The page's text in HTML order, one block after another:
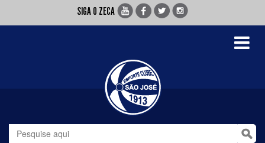
SIGA O ZECA
Toggle